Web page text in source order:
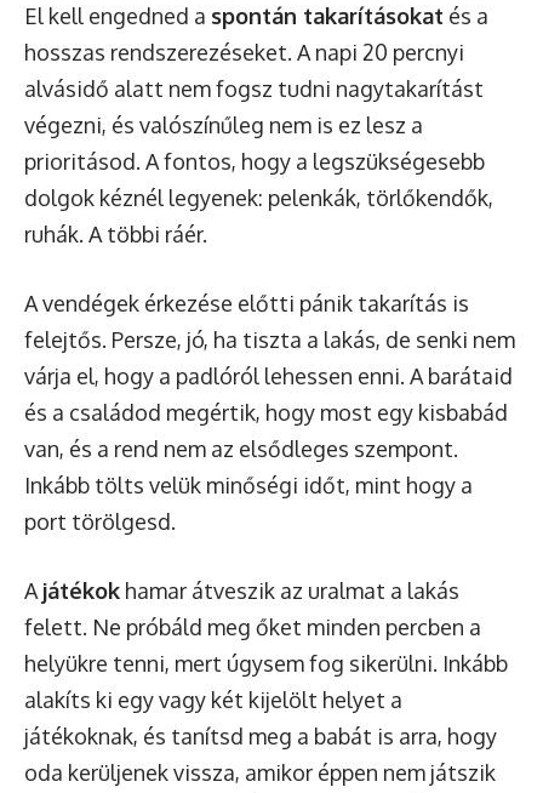
El kell engedned a spontán takarításokat és a
hosszas rendszerezéseket. A napi 20 percnyi
alvásidő alatt nem fogsz tudni nagytakarítást
végezni, és valószínűleg nem is ez lesz a
prioritásod. A fontos, hogy a legszükségesebb
dolgok kéznél legyenek: pelenkák, törlőkendők,
ruhák. A többi ráér.
A vendégek érkezése előtti pánik takarítás is
felejtős. Persze, jó, ha tiszta a lakás, de senki nem
várja el, hogy a padlóról lehessen enni. A barátaid
és a családod megértik, hogy most egy kisbabád
van, és a rend nem az elsődleges szempont.
Inkább tölts velük minőségi időt, mint hogy a
port törölgesd.
A játékok hamar átveszik az uralmat a lakás
felett. Ne próbáld meg őket minden percben a
helyükre tenni, mert úgysem fog sikerülni. Inkább
alakíts ki egy vagy két kijelölt helyet a
játékoknak, és tanítsd meg a babát is arra, hogy
oda kerüljenek vissza, amikor éppen nem játszik